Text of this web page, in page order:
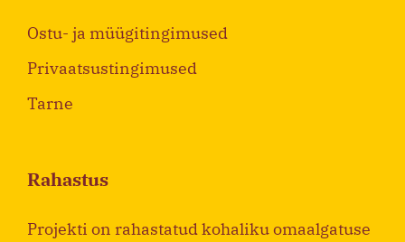
Ostu- ja müügitingimused
Privaatsustingimused
Tarne
Rahastus
Projekti on rahastatud kohaliku omaalgatuse